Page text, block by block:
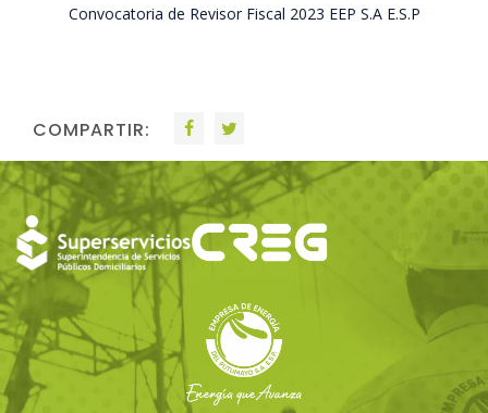
Convocatoria de Revisor Fiscal 2023 EEP S.A E.S.P
COMPARTIR: